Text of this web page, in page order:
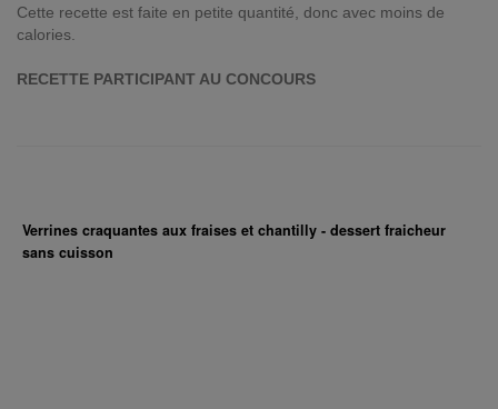
Cette recette est faite en petite quantité, donc avec moins de
calories.
RECETTE PARTICIPANT AU CONCOURS
Verrines craquantes aux fraises et chantilly - dessert fraicheur
sans cuisson